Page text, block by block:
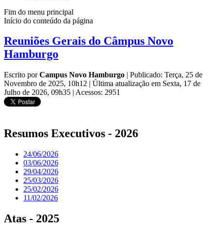
Fim do menu principal
Início do conteúdo da página
Reuniões Gerais do Câmpus Novo
Hamburgo
Escrito porCampus Novo Hamburgo | Publicado: Terça, 25 de
Novembro de 2025, 10h12 | Última atualização em Sexta, 17 de
Julho de 2026, 09h35 | Acessos: 2951
Resumos Executivos - 2026
24/06/2026
03/06/2026
29/04/2026
25/03/2026
25/02/2026
11/02/2026
Atas - 2025